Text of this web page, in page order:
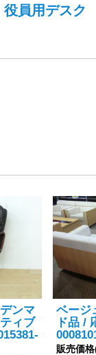
役員用デスク
ンマ
ィブ
ベージ
ド品 /
販売価